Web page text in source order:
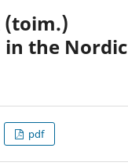
(toim.)
in the Nordic
pdf